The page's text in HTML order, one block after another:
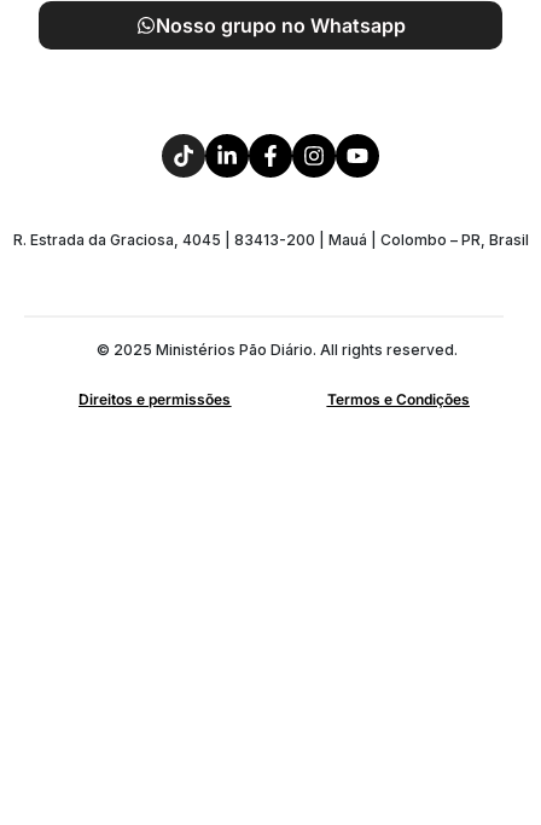
Nosso grupo no Whatsapp
R. Estrada da Graciosa, 4045 | 83413-200 | Mauá | Colombo – PR, Brasil
© 2025 Ministérios Pão Diário. All rights reserved.
Direitos e permissões Termos e Condições